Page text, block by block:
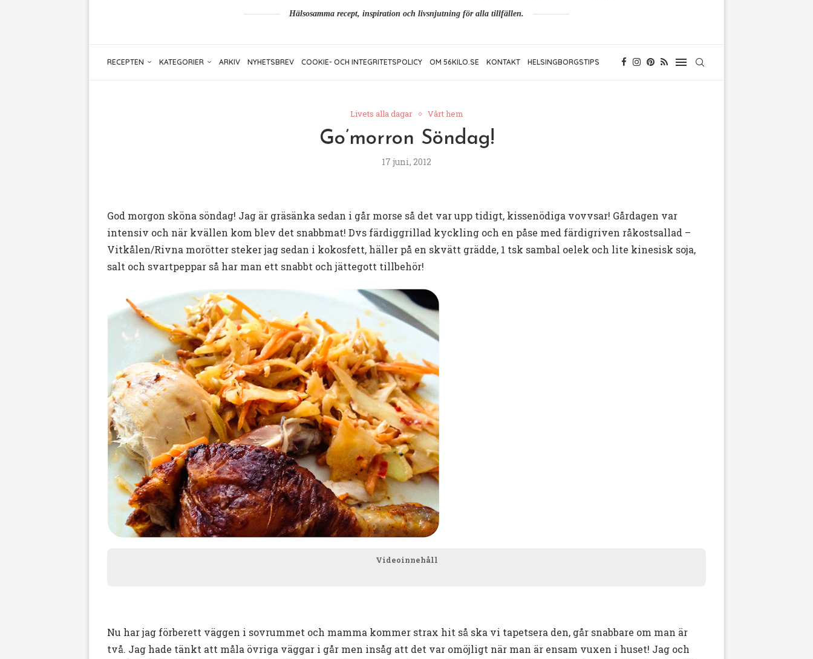
Hälsosamma recept, inspiration och livsnjutning för alla tillfällen.
RECEPTEN KATEGORIER ARKIV NYHETSBREV COOKIE- OCH INTEGRITETSPOLICY OM 56KILO.SE KONTAKT HELSINGBORGSTIPS
Livets alla dagar Vårt hem
Go’morron Söndag!
17 juni, 2012
God morgon sköna söndag! Jag är gräsänka sedan i går morse så det var upp tidigt, kissenödiga vovvsar! Gårdagen var
intensiv och när kvällen kom blev det snabbmat! Dvs färdiggrillad kyckling och en påse med färdigriven råkostsallad –
Vitkålen/Rivna morötter steker jag sedan i kokosfett, häller på en skvätt grädde, 1 tsk sambal oelek och lite kinesisk soja,
salt och svartpeppar så har man ett snabbt och jättegott tillbehör!
Videoinnehåll
Nu har jag förberett väggen i sovrummet och mamma kommer strax hit så ska vi tapetsera den, går snabbare om man är
två. Jag hade tänkt att måla övriga väggar i går men insåg att det var omöjligt när man är ensam vuxen i huset! Jag och